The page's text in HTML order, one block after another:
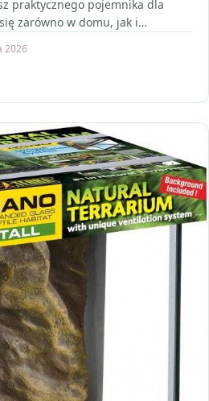
praktycznego pojemnika dla
zarówno w domu, jak i…
2026